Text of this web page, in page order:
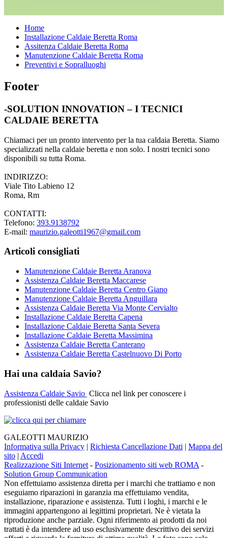
Home
Installazione Caldaie Beretta Roma
Assitenza Caldaie Beretta Roma
Manutenzione Caldaie Beretta Roma
Preventivi e Sopralluoghi
Footer
-SOLUTION INNOVATION – I TECNICI
CALDAIE BERETTA
Chiamaci per un pronto intervento per la tua caldaia Beretta. Siamo
specializzati nella caldaie beretta e non solo. I nostri tecnici sono
disponibili su tutta Roma.
INDIRIZZO:
Viale Tito Labieno 12
Roma, Rm
CONTATTI:
Telefono: 393.9138792
E-mail: maurizio.galeotti1967@gmail.com
Articoli consigliati
Manutenzione Caldaie Beretta Aranova
Assistenza Caldaie Beretta Maccarese
Manutenzione Caldaie Beretta Centro Giano
Manutenzione Caldaie Beretta Anguillara
Assistenza Caldaie Beretta Via Monte Cervialto
Installazione Caldaie Beretta Capena
Installazione Caldaie Beretta Santa Severa
Installazione Caldaie Beretta Massimina
Assistenza Caldaie Beretta Canterano
Assistenza Caldaie Beretta Castelnuovo Di Porto
Hai una caldaia Savio?
Assistenza Caldaie Savio Clicca nel link per conoscere i
professionisti delle caldaie Savio
GALEOTTI MAURIZIO
Informativa sulla Privacy | Richiesta Cancellazione Dati | Mappa del
sito | Accedi
Realizzazione Siti Internet - Posizionamento siti web ROMA -
Solution Group Communication
Non effettuiamo assistenza diretta per i marchi che trattiamo e non
eseguiamo riparazioni in garanzia ma effettuiamo vendita,
installazione, riparazione e assistenza. Tutti i loghi, i marchi e le
immagini appartengono ai legittimi proprietari. Ne è vietata la
riproduzione anche parziale. Ogni riferimento ai prodotti da noi
trattati è da intendere ad uso esclusivamente descrittivo dei servizi